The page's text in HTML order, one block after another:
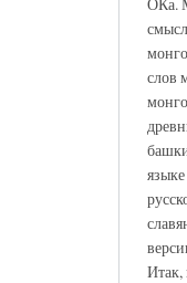
слов